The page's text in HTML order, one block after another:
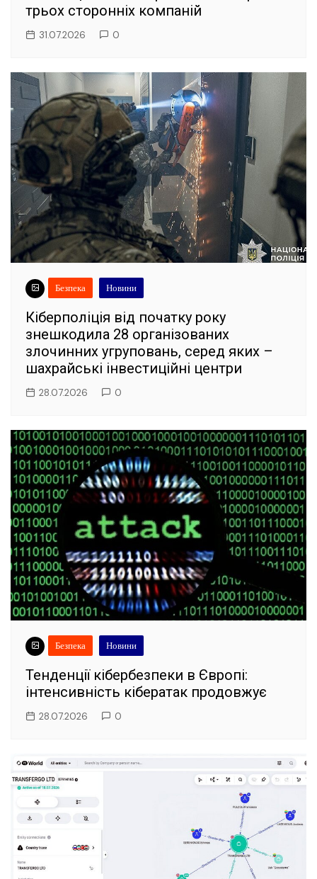
трьох сторонніх компаній
31.07.2026 0
Безпека Новини
Кіберполіція від початку року
знешкодила 28 організованих
злочинних угруповань, серед яких –
шахрайські інвестиційні центри
28.07.2026 0
Безпека Новини
Тенденції кібербезпеки в Європі:
інтенсивність кібератак продовжує
28.07.2026 0